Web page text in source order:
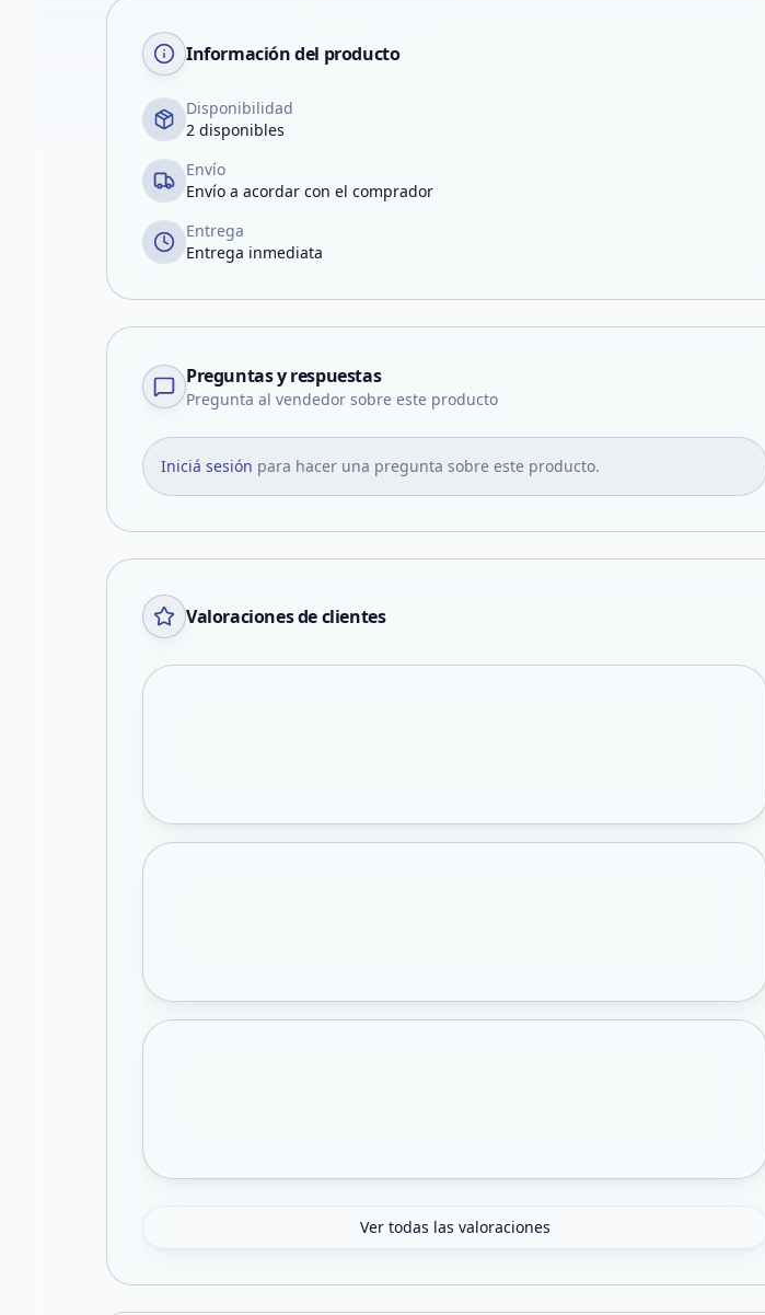
Información del producto
Disponibilidad
2 disponibles
Envío
Envío a acordar con el comprador
Entrega
Entrega inmediata
Preguntas y respuestas
Pregunta al vendedor sobre este producto
Iniciá sesión para hacer una pregunta sobre este producto.
Valoraciones de clientes
Ver todas las valoraciones